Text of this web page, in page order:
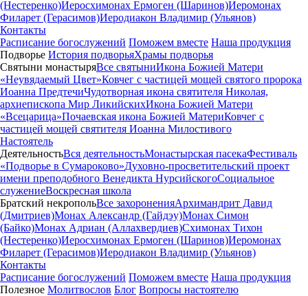
(Нестеренко)Иеросхимонах Ермоген (Шаринов)Иеромонах
Филарет (Герасимов)Иеродиакон Владимир (Ульянов)
Контакты
Расписание богослужений Поможем вместе Наша продукция
Подворье История подворьяХрамы подворья
Святыни монастыряВсе святыниИкона Божией Матери
«Неувядаемый Цвет»Ковчег с частицей мощей святого пророка
Иоанна ПредтечиЧудотворная икона святителя Николая,
архиепископа Мир ЛикийскихИкона Божией Матери
«Всецарица»Почаевская икона Божией МатериКовчег с
частицей мощей святителя Иоанна Милостивого
Настоятель
ДеятельностьВся деятельностьМонастырская пасекаФестиваль
«Подворье в Сумароково»Духовно-просветительский проект
имени преподобного Венедикта НурсийскогоСоциальное
служениеВоскресная школа
Братский некропольВсе захороненияАрхимандрит Давид
(Дмитриев)Монах Александр (Гайдэу)Монах Симон
(Байко)Монах Адриан (Аллахвердиев)Схимонах Тихон
(Нестеренко)Иеросхимонах Ермоген (Шаринов)Иеромонах
Филарет (Герасимов)Иеродиакон Владимир (Ульянов)
Контакты
Расписание богослужений Поможем вместе Наша продукция
Полезное Молитвослов Блог Вопросы настоятелю